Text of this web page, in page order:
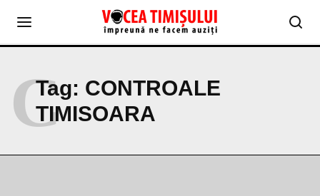
Tag: CONTROALE
TIMISOARA
C